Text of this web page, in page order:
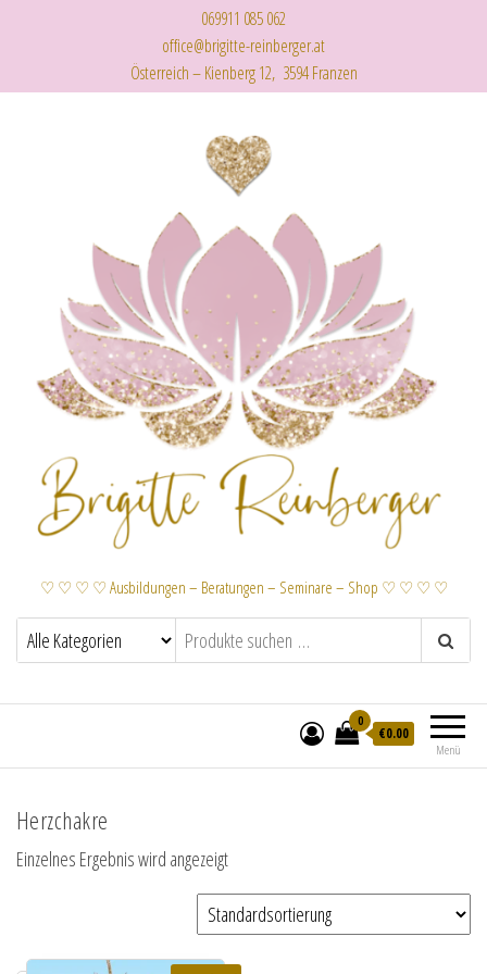
069911 085 062
office@brigitte-reinberger.at
Österreich – Kienberg 12, 3594 Franzen
♡ ♡ ♡ ♡ Ausbildungen – Beratungen – Seminare – Shop ♡ ♡ ♡ ♡
Menü
0
€0.00
Herzchakre
Einzelnes Ergebnis wird angezeigt